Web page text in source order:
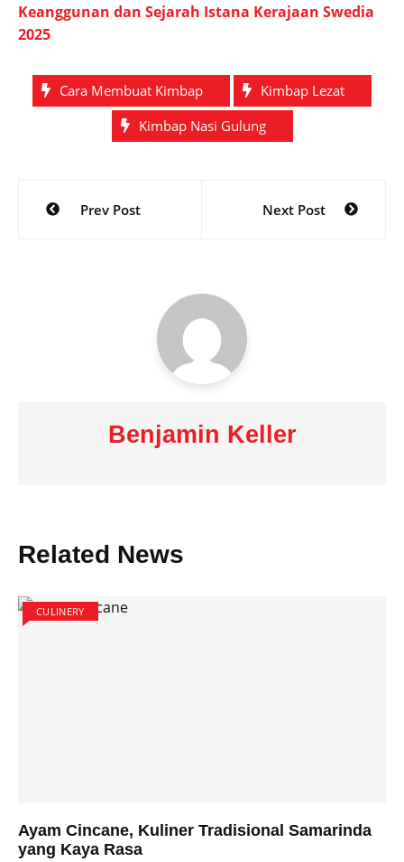
Keanggunan dan Sejarah Istana Kerajaan Swedia
2025
Cara Membuat Kimbap
Kimbap Lezat
Kimbap Nasi Gulung
navigation
Prev Post Next Post
Benjamin Keller
Related News
CULINERY
Ayam Cincane, Kuliner Tradisional Samarinda
yang Kaya Rasa